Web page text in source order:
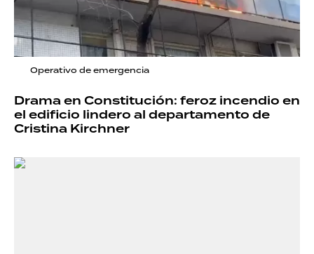
Operativo de emergencia
Drama en Constitución: feroz incendio en
el edificio lindero al departamento de
Cristina Kirchner